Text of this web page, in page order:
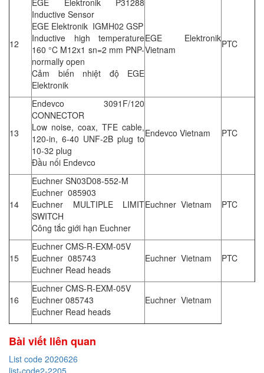
12
EGE Elektronik P31288
Inductive Sensor
EGE Elektronik IGMH02 GSP
Inductive high temperature
160 °C M12x1 sn=2 mm PNP-
normally open
Cảm biến nhiệt độ EGE
Elektronik
EGE Elektronik
Vietnam
PTC
13
Endevco 3091F/120
CONNECTOR
Low noise, coax, TFE cable,
120-in, 6-40 UNF-2B plug to
10-32 plug
Đầu nối Endevco
Endevco Vietnam PTC
14
Euchner SN03D08-552-M
Euchner 085903
Euchner MULTIPLE LIMIT
SWITCH
Công tắc giới hạn Euchner
Euchner Vietnam PTC
15
Euchner CMS-R-EXM-05V
Euchner 085743
Euchner Read heads
Euchner Vietnam PTC
16
Euchner CMS-R-EXM-05V
Euchner 085743
Euchner Read heads
Euchner Vietnam
Bài viết liên quan
List code 2020626
list-code2-2205